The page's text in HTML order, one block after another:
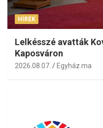
HÍREK
Lelkésszé avatták
Kaposváron
2026.08.07. Egyház.ma